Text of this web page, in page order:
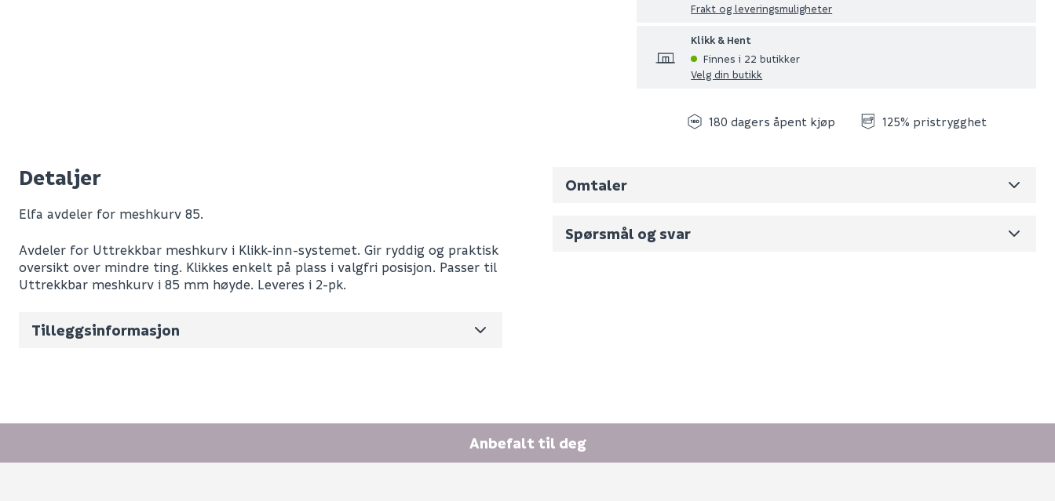
Frakt og leveringsmuligheter
Klikk & Hent
Finnes i 22 butikker
Velg din butikk
180 dagers åpent kjøp 125% pristrygghet
Detaljer
Elfa avdeler for meshkurv 85.
Avdeler for Uttrekkbar meshkurv i Klikk-inn-systemet. Gir ryddig og praktisk
oversikt over mindre ting. Klikkes enkelt på plass i valgfri posisjon. Passer til
Uttrekkbar meshkurv i 85 mm høyde. Leveres i 2-pk.
Tilleggsinformasjon
Vekt pr. stk / m2 (i kg) 0.28
0.01
Antall pr. pall 672
Omtaler
Spørsmål og svar
Anbefalt til deg